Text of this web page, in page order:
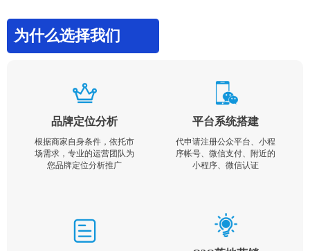
为什么选择我们
品牌定位分析
根据商家自身条件，依托市
场需求，专业的运营团队为
您品牌定位分析推广
平台系统搭建
代申请注册公众平台、小程
序帐号、微信支付、附近的
小程序、微信认证